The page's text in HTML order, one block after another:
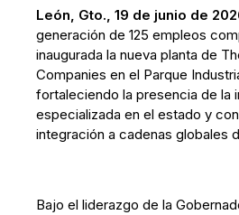
León, Gto., 19 de junio de
generación de 125 empleos
inaugurada la nueva planta de
Companies en el Parque
fortaleciendo la presencia de la
especializada en el estado y
integración a cadenas globales
Bajo el liderazgo de la